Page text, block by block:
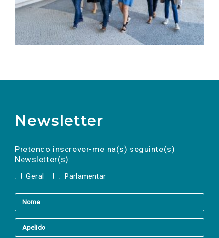
Newsletter
Pretendo inscrever-me na(s) seguinte(s)
Newsletter(s):
Geral Parlamentar
a(s) newsletter(s).
mail